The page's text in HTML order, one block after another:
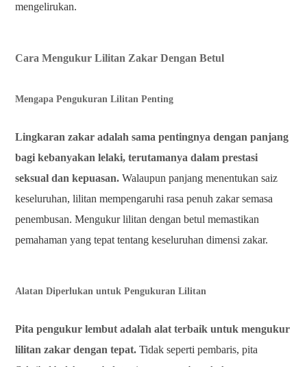
mengelirukan.
Cara Mengukur Lilitan Zakar Dengan Betul
Mengapa Pengukuran Lilitan Penting
Lingkaran zakar adalah sama pentingnya dengan panjang
bagi kebanyakan lelaki, terutamanya dalam prestasi
seksual dan kepuasan. Walaupun panjang menentukan saiz
keseluruhan, lilitan mempengaruhi rasa penuh zakar semasa
penembusan. Mengukur lilitan dengan betul memastikan
pemahaman yang tepat tentang keseluruhan dimensi zakar.
Alatan Diperlukan untuk Pengukuran Lilitan
Pita pengukur lembut adalah alat terbaik untuk mengukur
lilitan zakar dengan tepat. Tidak seperti pembaris, pita